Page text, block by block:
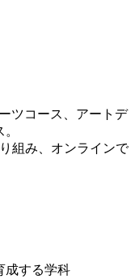
ツコース、アートデ
組み、オンラインで
成する学科